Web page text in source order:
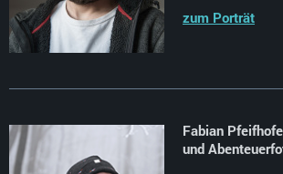
zum Porträt
Fabian
und